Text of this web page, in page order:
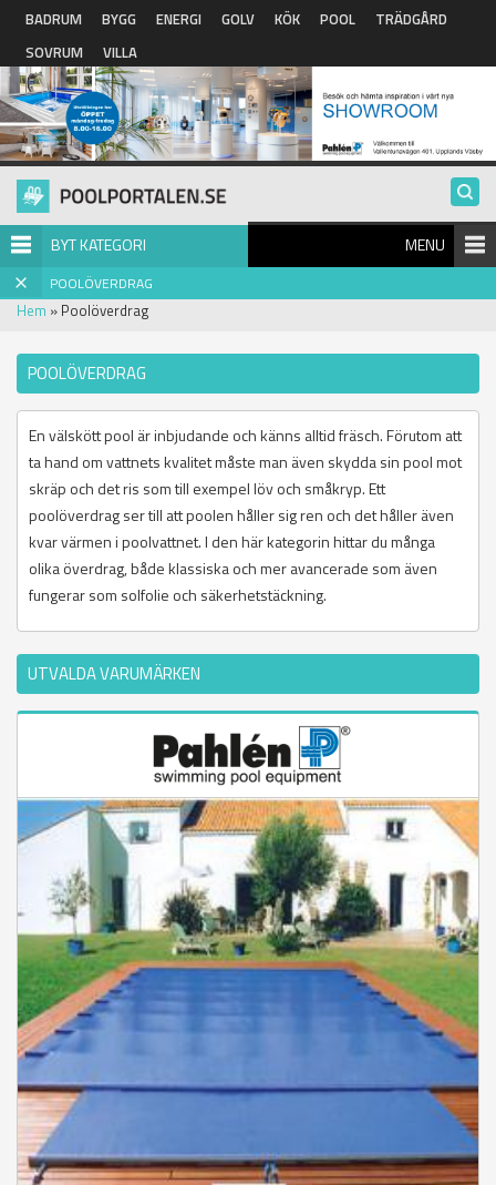
Hoppa till huvudinnehåll
BADRUM BYGG ENERGI GOLV KÖK POOL
TRÄDGÅRD
SOVRUM
VILLA
BYT KATEGORI MENU
POOLÖVERDRAG
Hem » Poolöverdrag
POOLÖVERDRAG
En välskött pool är inbjudande och känns alltid fräsch. Förutom att
ta hand om vattnets kvalitet måste man även skydda sin pool mot
skräp och det ris som till exempel löv och småkryp. Ett
poolöverdrag ser till att poolen håller sig ren och det håller även
kvar värmen i poolvattnet. I den här kategorin hittar du många
olika överdrag, både klassiska och mer avancerade som även
fungerar som solfolie och säkerhetstäckning.
UTVALDA VARUMÄRKEN